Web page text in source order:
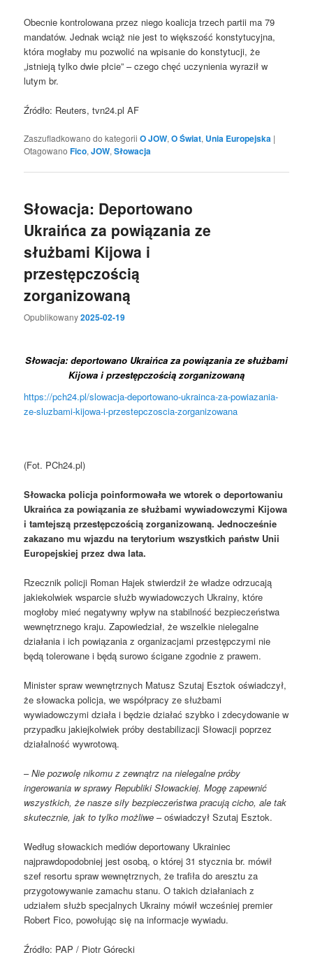
Obecnie kontrolowana przez niego koalicja trzech partii ma 79
mandatów. Jednak wciąż nie jest to większość konstytucyjna,
która mogłaby mu pozwolić na wpisanie do konstytucji, że
„istnieją tylko dwie płcie” – czego chęć uczynienia wyraził w
lutym br.
Źródło: Reuters, tvn24.pl AF
Zaszufladkowano do kategorii O JOW,O Świat, Unia Europejska |
Otagowano Fico,JOW,Słowacja
Słowacja: Deportowano
Ukraińca za powiązania ze
służbami Kijowa i
przestępczością
zorganizowaną
Opublikowany2025-02-19
Słowacja: deportowano Ukraińca za powiązania ze służbami
Kijowa i przestępczością zorganizowaną
https://pch24.pl/slowacja-deportowano-ukrainca-za-powiazania-
ze-sluzbami-kijowa-i-przestepczoscia-zorganizowana
(Fot. PCh24.pl)
Słowacka policja poinformowała we wtorek o deportowaniu
Ukraińca za powiązania ze służbami wywiadowczymi Kijowa
i tamtejszą przestępczością zorganizowaną. Jednocześnie
zakazano mu wjazdu na terytorium wszystkich państw Unii
Europejskiej przez dwa lata.
Rzecznik policji Roman Hajek stwierdził że władze odrzucają
jakiekolwiek wsparcie służb wywiadowczych Ukrainy, które
mogłoby mieć negatywny wpływ na stabilność bezpieczeństwa
wewnętrznego kraju. Zapowiedział, że wszelkie nielegalne
działania i ich powiązania z organizacjami przestępczymi nie
będą tolerowane i będą surowo ścigane zgodnie z prawem.
Minister spraw wewnętrznych Matusz Szutaj Esztok oświadczył,
że słowacka policja, we współpracy ze służbami
wywiadowczymi działa i będzie działać szybko i zdecydowanie w
przypadku jakiejkolwiek próby destabilizacji Słowacji poprzez
działalność wywrotową.
–Nie pozwolę nikomu z zewnątrz na nielegalne próby
ingerowania w sprawy Republiki Słowackiej. Mogę zapewnić
wszystkich, że nasze siły bezpieczeństwa pracują cicho, ale tak
skutecznie, jak to tylko możliwe – oświadczył Szutaj Esztok.
Według słowackich mediów deportowany Ukrainiec
najprawdopodobniej jest osobą, o której 31 stycznia br. mówił
szef resortu spraw wewnętrznych, że trafiła do aresztu za
przygotowywanie zamachu stanu. O takich działaniach z
udziałem służb specjalnych Ukrainy mówił wcześniej premier
Robert Fico, powołując się na informacje wywiadu.
Źródło: PAP / Piotr Górecki